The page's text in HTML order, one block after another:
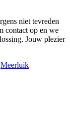
niet tevreden
contact op en we
Jouw plezier
Meerluik